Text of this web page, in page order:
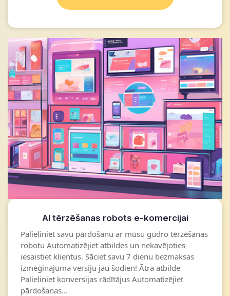
AI tērzēšanas robots e-komercijai
Palieliniet savu pārdošanu ar mūsu gudro tērzēšanas
robotu Automatizējiet atbildes un nekavējoties
iesaistiet klientus. Sāciet savu 7 dienu bezmaksas
izmēģinājuma versiju jau šodien! Ātra atbilde
Palieliniet konversijas rādītājus Automatizējiet
pārdošanas...